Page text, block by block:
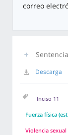
correo
Descarga
Inciso 11
Fuerza física
Violencia sexual